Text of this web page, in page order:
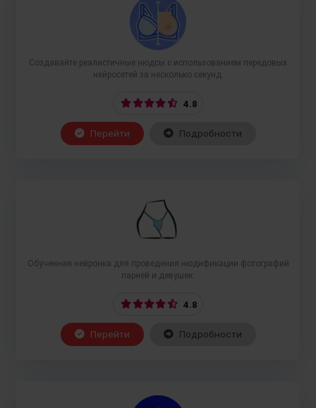
Создавайте реалистичные нюдсы с использованием передовых
нейросетей за несколько секунд.
4.8
Перейти Подробности
Обученная нейронка для проведения нюдификации фотографий
парней и девушек.
4.8
Перейти Подробности